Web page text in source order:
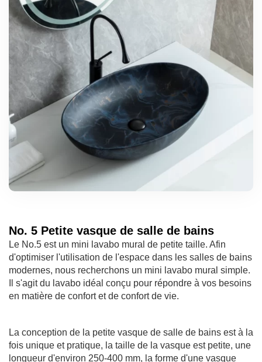
No. 5 Petite vasque de salle de bains
Le No.5 est un mini lavabo mural de petite taille. Afin
d'optimiser l'utilisation de l'espace dans les salles de bains
modernes, nous recherchons un mini lavabo mural simple.
Il s'agit du lavabo idéal conçu pour répondre à vos besoins
en matière de confort et de confort de vie.
La conception de la petite vasque de salle de bains est à la
fois unique et pratique, la taille de la vasque est petite, une
longueur d'environ 250-400 mm, la forme d'une vasque